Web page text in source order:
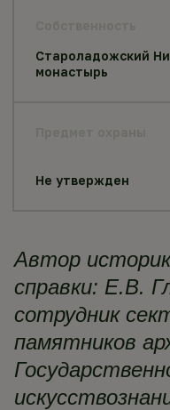
Староладожский
монастырь
Не утвержден
Автор
справки: Е.В.
сотрудник
памятников